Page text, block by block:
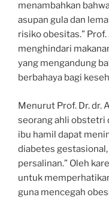
menambahkan
asupan gula dan
risiko obesitas.”
menghindari
yang mengandung
berbahaya bagi
Menurut Prof. Dr. dr.
seorang ahli obstetri
ibu hamil dapat
diabetes
persalinan.” Oleh
untuk
guna mencegah